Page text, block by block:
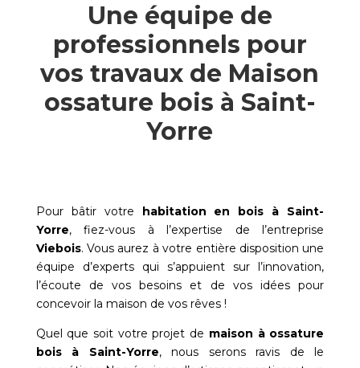
Une équipe de
professionnels pour
vos travaux de Maison
ossature bois à Saint-
Yorre
Pour bâtir votre habitation en bois à
Saint-
Yorre, fiez-vous à l’expertise de l’entreprise
Viebois. Vous aurez à votre entière disposition une
équipe d’experts qui s’appuient sur l’innovation,
l’écoute de vos besoins et de vos idées pour
concevoir la maison de vos rêves !
Quel que soit votre projet de maison à ossature
bois à
Saint-Yorre, nous serons ravis de le